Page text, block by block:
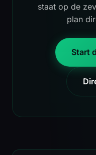
staat op de
plan
Start